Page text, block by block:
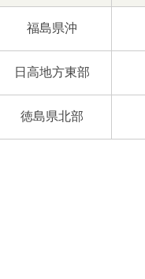
福島県沖
日高地方東部
徳島県北部